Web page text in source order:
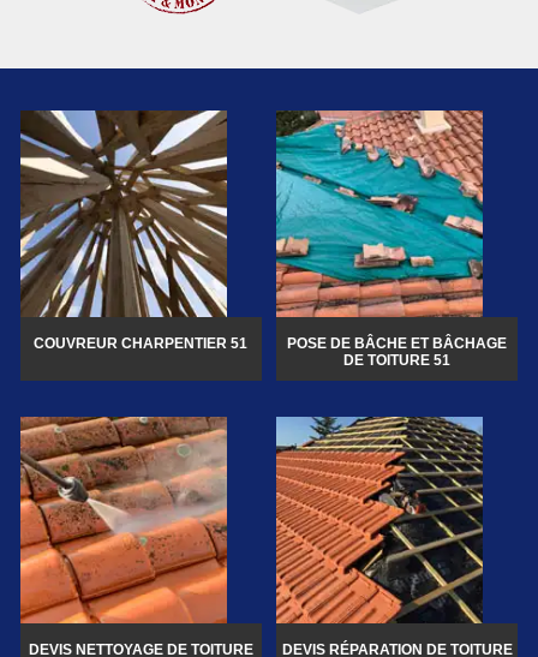
COUVREUR CHARPENTIER 51
POSE DE BÂCHE ET BÂCHAGE
DE TOITURE 51
DEVIS NETTOYAGE DE TOITURE
DEVIS RÉPARATION DE TOITURE